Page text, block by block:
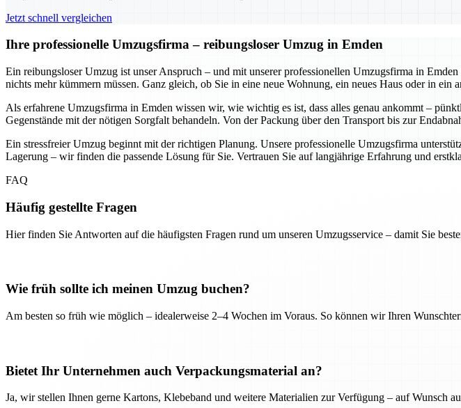
Jetzt schnell vergleichen
Ihre professionelle Umzugsfirma – reibungsloser Umzug in Emden
Ein reibungsloser Umzug ist unser Anspruch – und mit unserer professionellen Umzugsfirma in
nichts mehr kümmern müssen. Ganz gleich, ob Sie in eine neue Wohnung, ein neues Haus oder in
Als erfahrene Umzugsfirma in Emden wissen wir, wie wichtig es ist, dass alles genau ankommt –
Gegenstände mit der nötigen Sorgfalt behandeln. Von der Packung über den Transport bis zur
Ein stressfreier Umzug beginnt mit der richtigen Planung. Unsere professionelle Umzugsfirma
Lagerung – wir finden die passende Lösung für Sie. Vertrauen Sie auf langjährige Erfahrung und
FAQ
Häufig gestellte Fragen
Hier finden Sie Antworten auf die häufigsten Fragen rund um unseren Umzugsservice – damit Sie
Wie früh sollte ich meinen Umzug buchen?
Am besten so früh wie möglich – idealerweise 2–4 Wochen im Voraus. So können wir Ihren
Bietet Ihr Unternehmen auch Verpackungsmaterial an?
Ja, wir stellen Ihnen gerne Kartons, Klebeband und weitere Materialien zur Verfügung – auf Wunsch